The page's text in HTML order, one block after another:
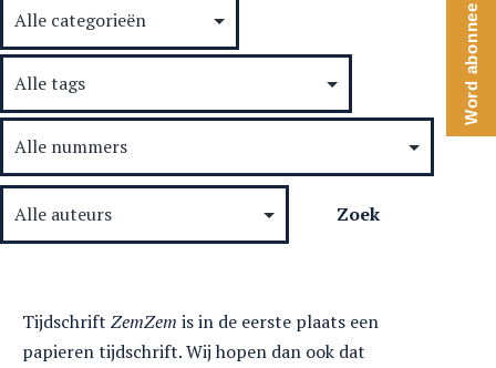
Tijdschrift ZemZem is in de eerste plaats een
papieren tijdschrift. Wij hopen dan ook dat
Word abonnee